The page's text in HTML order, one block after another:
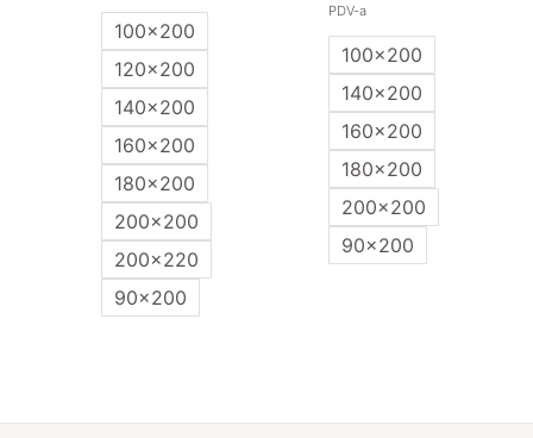
100x200
120x200
140x200
160x200
180x200
200x200
200x220
90x200
PDV-a
100x200
140x200
160x200
180x200
200x200
90x200